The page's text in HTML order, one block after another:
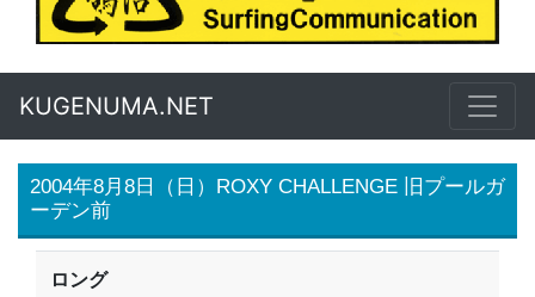
KUGENUMA.NET
2004年8月8日（日）ROXY CHALLENGE 旧プールガ
ーデン前
ロング